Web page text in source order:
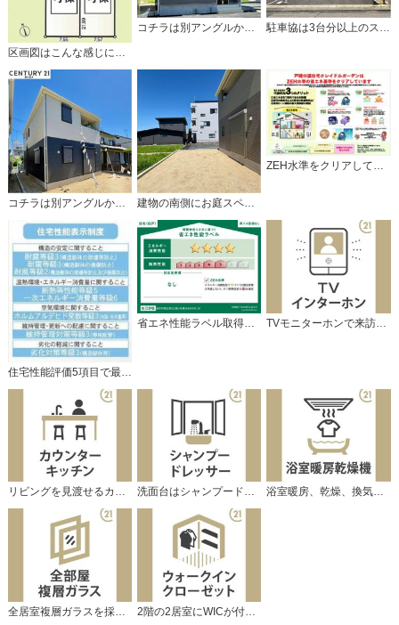
区画図はこんな感じになっています。
コチラは別アングルから見た外観写真です。 駐車協は3台分以上のスペースがあります。
コチラは別アングルから見た外観写真です。 建物の南側にお庭スペースがあります。
ZEH水準をクリアしているお家です。
住宅性能評価5項目で最上等級取得の家。
リビングを見渡せるカウンターキッチン。 洗面台はシャンプードレッサー仕様です。 浴室暖房、乾燥、換気機能付で快適です♪
全居室複層ガラスを採用しています。 2階の2居室にWICが付いています。